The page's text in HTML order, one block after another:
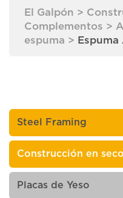
El Galpón >
Complementos >
espuma >
Steel Framing
Construcción en seco
Placas de Yeso